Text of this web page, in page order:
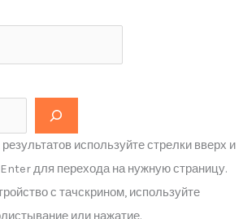
используйте стрелки вверх и
для перехода на нужную страницу.
с тачскрином, используйте